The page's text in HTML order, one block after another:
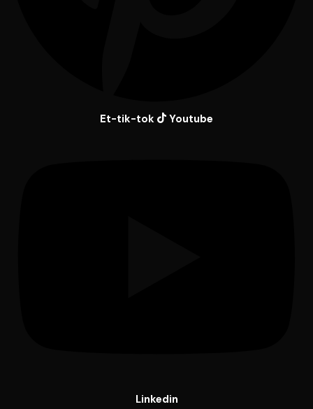
Et-tik-tok Youtube
Linkedin